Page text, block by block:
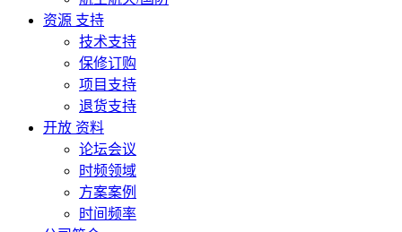
资源 支持
技术支持
保修订购
项目支持
退货支持
开放 资料
论坛会议
时频领域
方案案例
时间频率